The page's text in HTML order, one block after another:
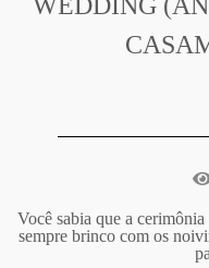
Você sabia que a
sempre brinco com os